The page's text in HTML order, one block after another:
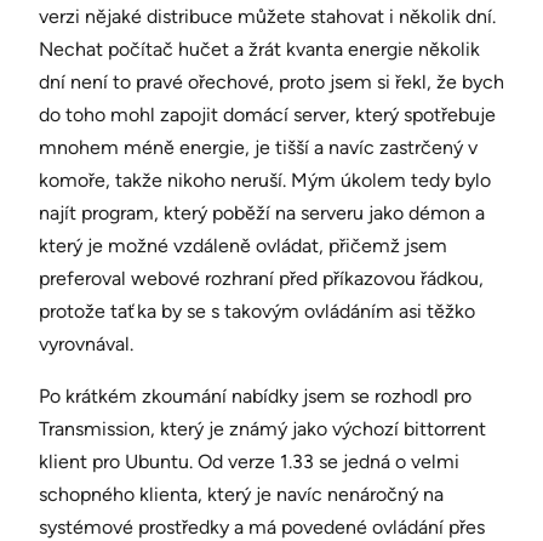
verzi nějaké distribuce můžete stahovat i několik dní.
Nechat počítač hučet a žrát kvanta energie několik
dní není to pravé ořechové, proto jsem si řekl, že bych
do toho mohl zapojit domácí server, který spotřebuje
mnohem méně energie, je tišší a navíc zastrčený v
komoře, takže nikoho neruší. Mým úkolem tedy bylo
najít program, který poběží na serveru jako démon a
který je možné vzdáleně ovládat, přičemž jsem
preferoval webové rozhraní před příkazovou řádkou,
protože taťka by se s takovým ovládáním asi těžko
vyrovnával.
Po krátkém zkoumání nabídky jsem se rozhodl pro
Transmission, který je známý jako výchozí bittorrent
klient pro Ubuntu. Od verze 1.33 se jedná o velmi
schopného klienta, který je navíc nenáročný na
systémové prostředky a má povedené ovládání přes